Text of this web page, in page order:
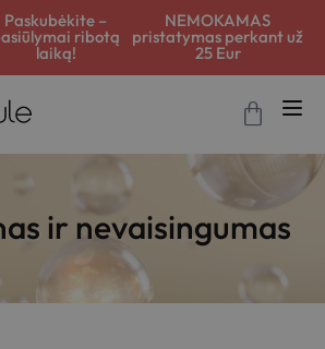
Paskubėkite –
ribotą
laiką!
NEMOKAMAS
pristatymas perkant už
25 Eur
ir nevaisingumas